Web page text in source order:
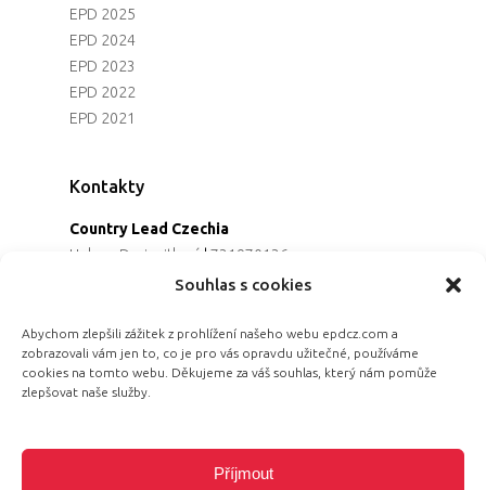
Souhlas s cookies
Abychom zlepšili zážitek z prohlížení našeho webu epdcz.com a
zobrazovali vám jen to, co je pro vás opravdu užitečné, používáme
cookies na tomto webu. Děkujeme za váš souhlas, který nám pomůže
zlepšovat naše služby.
Příjmout
EPD 2025
EPD 2024
EPD 2023
EPD 2022
EPD 2021
Kontakty
Country Lead Czechia
Helena Dreiseitlová | 731970136
Koordinátorka projektu
Programová ředitelka
Jana Černoušková |607782535
Partnerství & fundraising